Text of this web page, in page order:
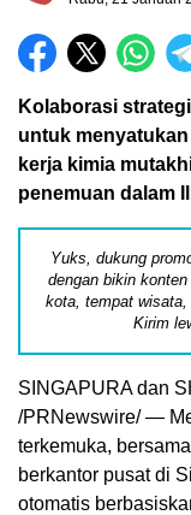
Kolaborasi
untuk
kerja kimia
penemuan dalam
Yuks, dukung
dengan bikin
kota, tempat wisata,
Kirim
SINGAPURA dan
/PRNewswire/ —
terkemuka,
berkantor pusat di
otomatis